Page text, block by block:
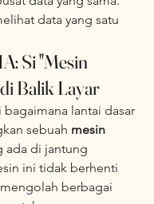
data yang satu
Si "Mesin
Balik Layar
lantai dasar
sebuah mesin
ada di jantung
ini tidak berhenti
berbagai